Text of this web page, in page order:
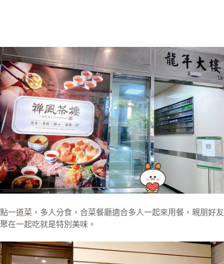
點一道菜，多人分食，合菜餐廳適合多人一起來用餐，親朋好友
聚在一起吃就是特別美味。